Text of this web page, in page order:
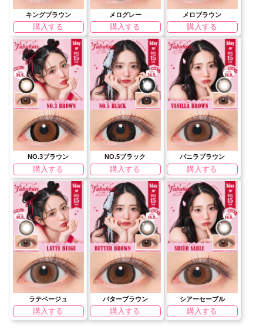
キングブラウン
購入する
メログレー
購入する
メロブラウン
購入する
NO.3ブラウン
購入する
NO.5ブラック
購入する
バニラブラウン
購入する
ラテベージュ
購入する
バターブラウン
購入する
シアーセーブル
購入する